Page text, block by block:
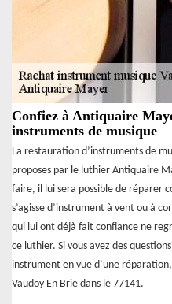
Confiez à Antiquaire
instruments de musique
La restauration d’instruments de
proposes par le luthier Antiquaire
faire, il lui sera possible de réparer
s’agisse d’instrument à vent ou à
qui lui ont déjà fait confiance ne
ce luthier. Si vous avez des
instrument en vue d’une
Vaudoy En Brie dans le 77141.